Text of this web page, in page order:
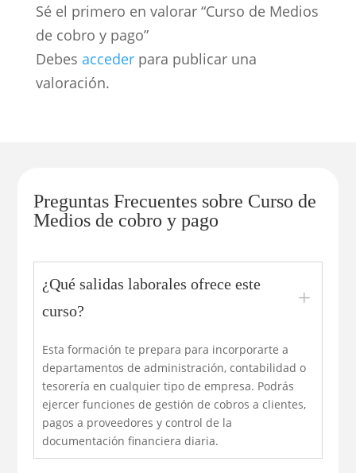
Sé el primero en valorar “Curso de Medios
de cobro y pago”
Debes accederpara publicar una
valoración.
Preguntas Frecuentes sobre Curso de
Medios de cobro y pago
¿Qué salidas laborales ofrece este
curso?
L
Esta formación te prepara para incorporarte a
departamentos de administración, contabilidad o
tesorería en cualquier tipo de empresa. Podrás
ejercer funciones de gestión de cobros a clientes,
pagos a proveedores y control de la
documentación financiera diaria.